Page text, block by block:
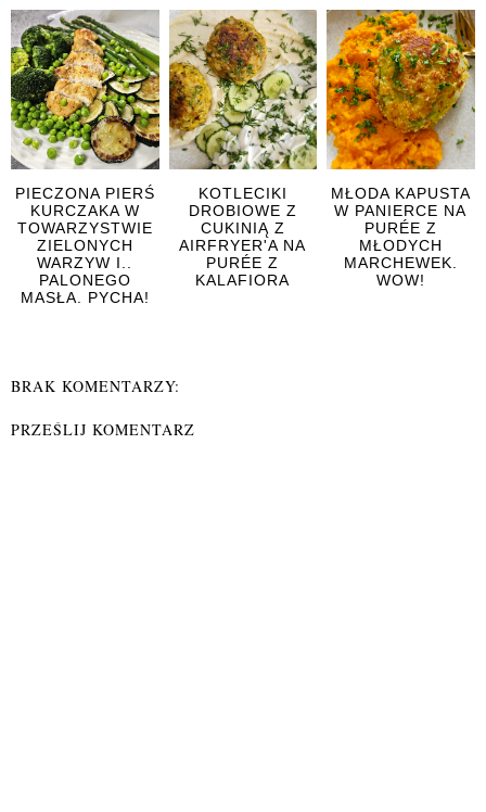
PIECZONA PIERŚ
KURCZAKA W
TOWARZYSTWIE
ZIELONYCH
WARZYW I..
PALONEGO
MASŁA. PYCHA!
KOTLECIKI
DROBIOWE Z
CUKINIĄ Z
AIRFRYER'A NA
PURÉE Z
KALAFIORA
MŁODA KAPUSTA
W PANIERCE NA
PURÉE Z
MŁODYCH
MARCHEWEK.
WOW!
BRAK KOMENTARZY:
PRZEŚLIJ KOMENTARZ